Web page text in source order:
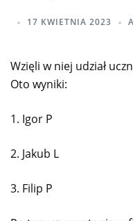
17 KWIETNIA 2023
Wzięli w niej udział
Oto wyniki:
1. Igor P
2. Jakub L
3. Filip P